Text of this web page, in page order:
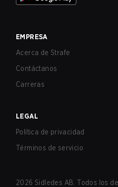
EMPRESA
Acerca de Strafe
Contáctanos
Carreras
LEGAL
Política de privacidad
Términos de servicio
2026 Sidledes AB. Todos los